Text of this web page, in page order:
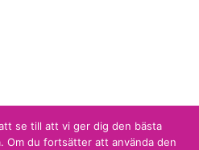
avShade Solutions AB
se till att vi ger dig den bästa
Om du fortsätter att använda den